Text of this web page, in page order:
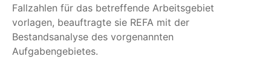
Fallzahlen für das betreffende Arbeitsgebiet
vorlagen, beauftragte sie REFA mit der
Bestandsanalyse des vorgenannten
Aufgabengebietes.